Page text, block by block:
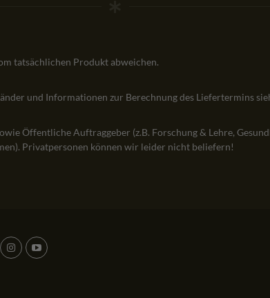
tatsächlichen Produkt abweichen.
und Informationen zur Berechnung des Liefertermins
Öffentliche Auftraggeber (z.B. Forschung & Lehre,
Privatpersonen können wir leider nicht beliefern!